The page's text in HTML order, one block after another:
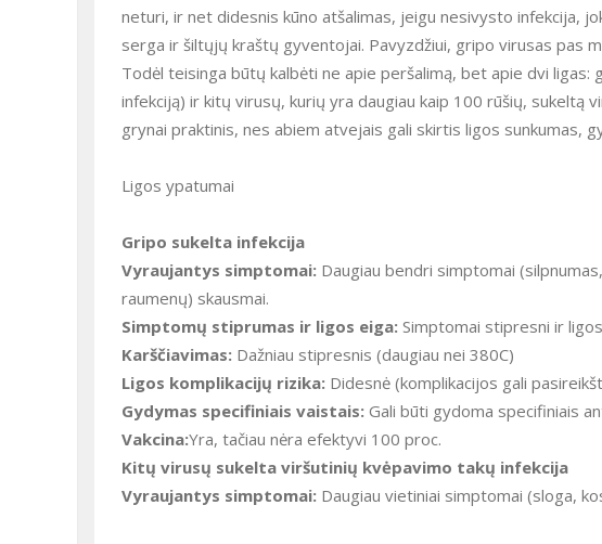
neturi, ir net didesnis kūno atšalimas, jeigu nesivysto infekcija,
serga ir šiltųjų kraštų gyventojai. Pavyzdžiui, gripo virusas pas
Todėl teisinga būtų kalbėti ne apie peršalimą, bet apie dvi
infekciją) ir kitų virusų, kurių yra daugiau kaip 100 rūšių, sukeltą
grynai praktinis, nes abiem atvejais gali skirtis ligos sunkumas,
Ligos ypatumai
Gripo sukelta infekcija
Vyraujantys simptomai: Daugiau bendri simptomai
raumenų) skausmai.
Simptomų stiprumas ir ligos eiga: Simptomai stipresni ir
Karščiavimas: Dažniau stipresnis (daugiau nei 380C)
Ligos komplikacijų rizika: Didesnė (komplikacijos gali
Gydymas specifiniais vaistais: Gali būti gydoma specifiniais
Vakcina:Yra, tačiau nėra efektyvi 100 proc.
Kitų virusų sukelta viršutinių kvėpavimo takų infekcija
Vyraujantys simptomai: Daugiau vietiniai simptomai (sloga,